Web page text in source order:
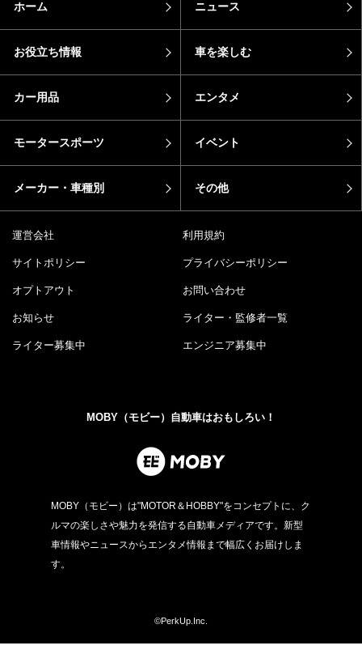
ホーム ニュース
お役立ち情報 車を楽しむ
カー用品 エンタメ
モータースポーツ イベント
メーカー・車種別 その他
運営会社 利用規約
サイトポリシー プライバシーポリシー
オプトアウト お問い合わせ
お知らせ ライター・監修者一覧
ライター募集中 エンジニア募集中
MOBY（モビー）自動車はおもしろい！
MOBY（モビー）は"MOTOR＆HOBBY"をコンセプトに、ク
ルマの楽しさや魅力を発信する自動車メディアです。新型
車情報やニュースからエンタメ情報まで幅広くお届けしま
す。
©PerkUp.Inc.